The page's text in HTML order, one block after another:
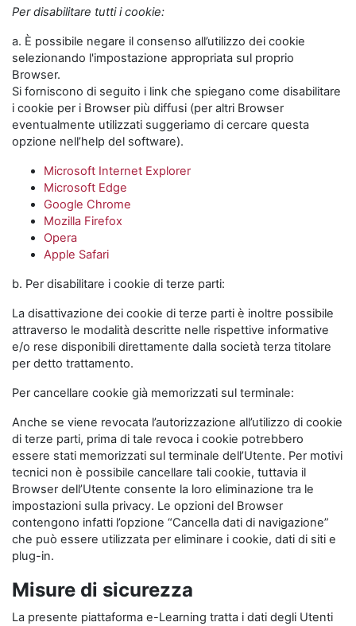
Per disabilitare tutti i cookie:
a. È possibile negare il consenso all’utilizzo dei cookie
selezionando l'impostazione appropriata sul proprio
Browser.
Si forniscono di seguito i link che spiegano come disabilitare
i cookie per i Browser più diffusi (per altri Browser
eventualmente utilizzati suggeriamo di cercare questa
opzione nell’help del software).
Microsoft Internet Explorer
Microsoft Edge
Google Chrome
Mozilla Firefox
Opera
Apple Safari
b. Per disabilitare i cookie di terze parti:
La disattivazione dei cookie di terze parti è inoltre possibile
attraverso le modalità descritte nelle rispettive informative
e/o rese disponibili direttamente dalla società terza titolare
per detto trattamento.
Per cancellare cookie già memorizzati sul terminale:
Anche se viene revocata l’autorizzazione all’utilizzo di cookie
di terze parti, prima di tale revoca i cookie potrebbero
essere stati memorizzati sul terminale dell’Utente. Per motivi
tecnici non è possibile cancellare tali cookie, tuttavia il
Browser dell’Utente consente la loro eliminazione tra le
impostazioni sulla privacy. Le opzioni del Browser
contengono infatti l’opzione “Cancella dati di navigazione”
che può essere utilizzata per eliminare i cookie, dati di siti e
plug-in.
Misure di sicurezza
La presente piattaforma e-Learning tratta i dati degli Utenti